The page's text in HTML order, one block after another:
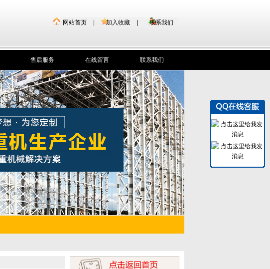
网站首页 加入收藏 联系我们
售后服务 在线留言 联系我们